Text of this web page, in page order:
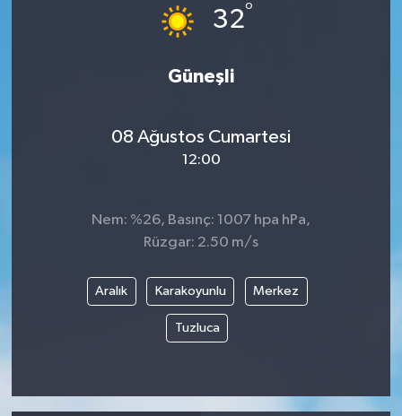
32°
Güneşli
08 Ağustos Cumartesi
12:00
Nem: %26, Basınç: 1007 hpa hPa,
Rüzgar: 2.50 m/s
Aralık Karakoyunlu Merkez
Tuzluca